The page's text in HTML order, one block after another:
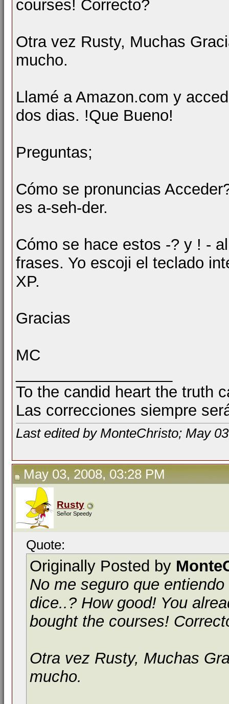
courses! Correcto?
Otra vez Rusty, Muchas
mucho.
Llamé a Amazon.com y
dos dias. !Que Bueno!
Preguntas;
Cómo se pronuncias
es a-seh-der.
Cómo se hace estos -? y ! -
frases. Yo escoji el teclado
XP.
Gracias
MC
To the candid heart the truth
Las correcciones siempre
Last edited by MonteChristo; May
May 03, 2008, 03:28 PM
Rusty
Señor Speedy
Quote:
Originally Posted by
No me seguro que
dice..? How good! You
bought the courses!
Otra vez Rusty, Muchas
mucho.